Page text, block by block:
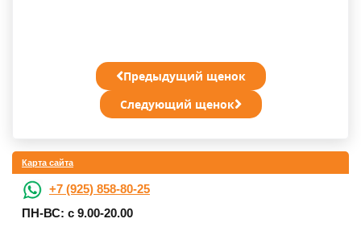
Предыдущий щенок
Следующий щенок
Карта сайта
+7 (925) 858-80-25
ПН-ВС: с 9.00-20.00